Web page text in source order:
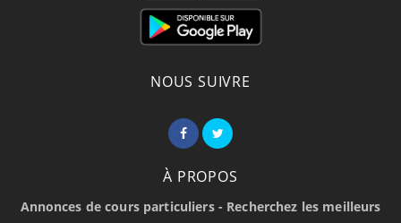
NOUS SUIVRE
À PROPOS
Annonces de cours particuliers - Recherchez les meilleurs